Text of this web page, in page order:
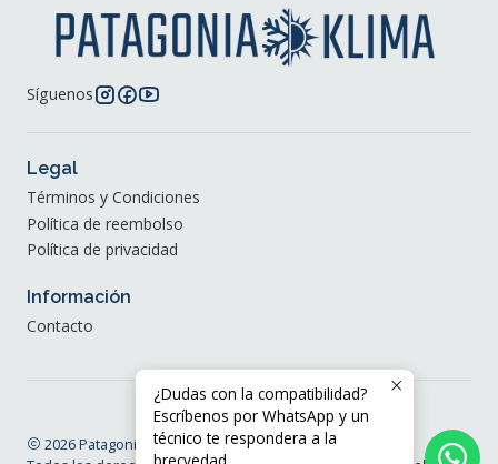
Síguenos
Legal
Términos y Condiciones
Política de reembolso
Política de privacidad
Información
Contacto
2026 Patagonia Klima®.
¿Dudas con la compatibilidad?
Escríbenos por WhatsApp y un
técnico te respondera a la